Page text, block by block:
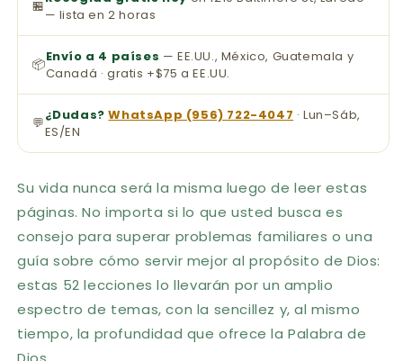
🏪— lista en 2 horas
📦Envío a 4 países — EE.UU., México, Guatemala y
Canadá · gratis +$75 a EE.UU.
💬¿Dudas? WhatsApp (956) 722-4047 · Lun–Sáb,
ES/EN
Su vida nunca será la misma luego de leer estas
páginas. No importa si lo que usted busca es
consejo para superar problemas familiares o una
guía sobre cómo servir mejor al propósito de Dios:
estas 52 lecciones lo llevarán por un amplio
espectro de temas, con la sencillez y, al mismo
tiempo, la profundidad que ofrece la Palabra de